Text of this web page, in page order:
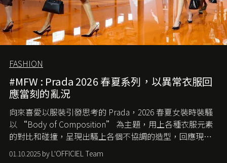
FASHION
#MFW : Prada 2026 春夏系列，以異常衣服回
應當刻的亂況
向來喜愛以服裝引發思考的 Prada，2026 春夏女裝時裝騷
以 “Body of Composition” 為主題，用上各種衣服元素
的對比和碰撞，呈現出騷上各個不協調的造型，回應現今
社會各種資訊、文化超載的現象。
01.10.2025 by L'OFFICIEL Team